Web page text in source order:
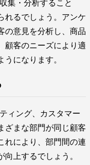
集・分析すること
れるでしょう。アンケ
の意見を分析し、商品
顧客のニーズにより適
になります。
ィング、カスタマー
ざまな部門が同じ顧客
れにより、部門間の連
上するでしょう。